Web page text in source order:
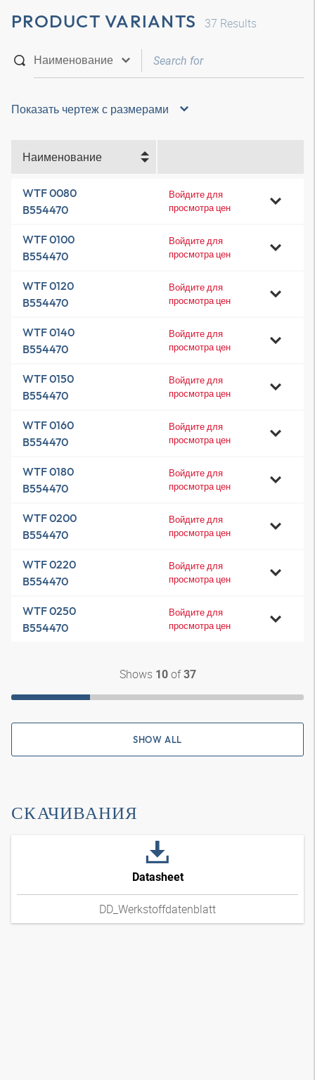
PRODUCT VARIANTS 37 Results
Показать чертеж с размерами
Наименование
WTF 0080
B554470
Войдите для
просмотра цен
WTF 0100
B554470
Войдите для
просмотра цен
WTF 0120
B554470
Войдите для
просмотра цен
WTF 0140
B554470
Войдите для
просмотра цен
WTF 0150
B554470
Войдите для
просмотра цен
WTF 0160
B554470
Войдите для
просмотра цен
WTF 0180
B554470
Войдите для
просмотра цен
WTF 0200
B554470
Войдите для
просмотра цен
WTF 0220
B554470
Войдите для
просмотра цен
WTF 0250
B554470
Войдите для
просмотра цен
Shows 10of37
SHOW ALL
СКАЧИВАНИЯ
Datasheet
DD_Werkstoffdatenblatt